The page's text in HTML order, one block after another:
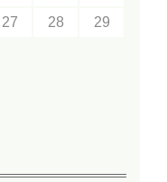
27 28
29